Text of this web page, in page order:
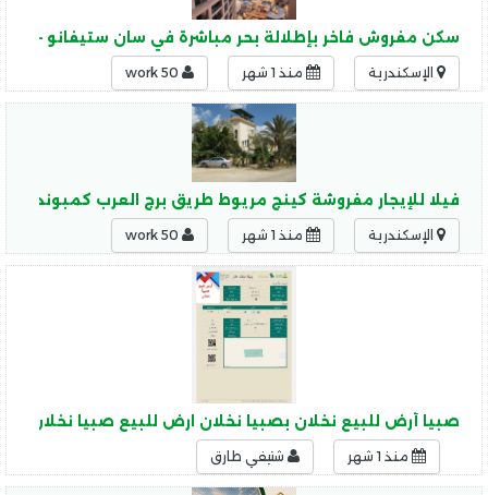
سكن مفروش فاخر بإطلالة بحر مباشرة في سان ستيفانو –
الإسكندرية منذ 1 شهر
فيلا للإيجار مفروشة كينج مريوط طريق برج العرب كمبوند
الإسكندرية منذ 1 شهر
صبيا أرض للبيع نخلان بصبيا نخلان ارض للبيع صبيا
منذ 1 شهر شتيفي طارق